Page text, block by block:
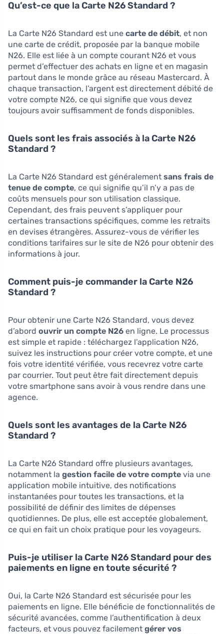
Qu’est-ce que la Carte N26 Standard ?
La Carte N26 Standard est une carte de débit, et non
une carte de crédit, proposée par la banque mobile
N26. Elle est liée à un compte courant N26 et vous
permet d’effectuer des achats en ligne et en magasin
partout dans le monde grâce au réseau Mastercard. À
chaque transaction, l’argent est directement débité de
votre compte N26, ce qui signifie que vous devez
toujours avoir suffisamment de fonds disponibles.
Quels sont les frais associés à la Carte N26
Standard ?
La Carte N26 Standard est généralement sans frais de
tenue de compte, ce qui signifie qu’il n’y a pas de
coûts mensuels pour son utilisation classique.
Cependant, des frais peuvent s’appliquer pour
certaines transactions spécifiques, comme les retraits
en devises étrangères. Assurez-vous de vérifier les
conditions tarifaires sur le site de N26 pour obtenir des
informations à jour.
Comment puis-je commander la Carte N26
Standard ?
Pour obtenir une Carte N26 Standard, vous devez
d’abord ouvrir un compte N26 en ligne. Le processus
est simple et rapide : téléchargez l’application N26,
suivez les instructions pour créer votre compte, et une
fois votre identité vérifiée, vous recevrez votre carte
par courrier. Tout peut être fait directement depuis
votre smartphone sans avoir à vous rendre dans une
agence.
Quels sont les avantages de la Carte N26
Standard ?
La Carte N26 Standard offre plusieurs avantages,
notamment la gestion facile de votre compte via une
application mobile intuitive, des notifications
instantanées pour toutes les transactions, et la
possibilité de définir des limites de dépenses
quotidiennes. De plus, elle est acceptée globalement,
ce qui en fait un choix pratique pour les voyageurs.
Puis-je utiliser la Carte N26 Standard pour des
paiements en ligne en toute sécurité ?
Oui, la Carte N26 Standard est sécurisée pour les
paiements en ligne. Elle bénéficie de fonctionnalités de
sécurité avancées, comme l’authentification à deux
facteurs, et vous pouvez facilement gérer vos